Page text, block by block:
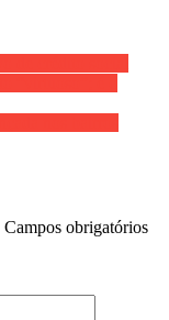
Campos obrigatórios